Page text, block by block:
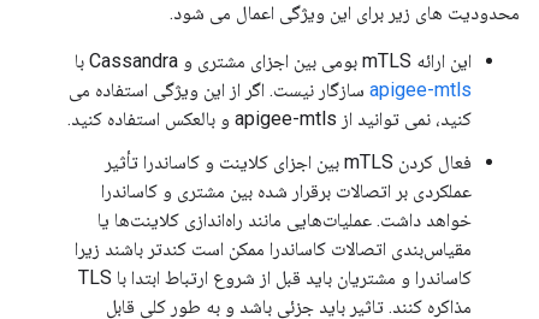
محدودیت های زیر برای این ویژگی اعمال می شود.
این ارائه mTLS بومی بین اجزای مشتری و Cassandra با
apigee-mtls سازگار نیست. اگر از این ویژگی استفاده می
کنید، نمی توانید از apigee-mtls و بالعکس استفاده کنید.
فعال کردن mTLS بین اجزای کلاینت و کاساندرا تأثیر
عملکردی بر اتصالات برقرار شده بین مشتری و کاساندرا
خواهد داشت. عملیات‌هایی مانند راه‌اندازی کلاینت‌ها یا
مقیاس‌بندی اتصالات کاساندرا ممکن است کندتر باشند زیرا
کاساندرا و مشتریان باید قبل از شروع ارتباط ابتدا با TLS
مذاکره کنند. تاثیر باید جزئی باشد و به طور کلی قابل